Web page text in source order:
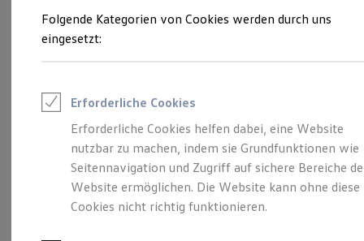
Gewerbliche Personenbeförderung
Service & mobile Werkstätten
Kühlfahrzeuge
ONE Business ID Vorteile
Fahrzeugsuche & Marktplatz
Fahrzeugsuche
Fahrzeuge online kaufen
Digitaler Marktplatz
Kauf & Finanzierung
Online-Fahrzeugbewertung
Aktionen & Angebote
Am Sachsenring 1, 09337 Bernsdorf
Folgende Kategorien von Cookies werden durch uns
eingesetzt:
Erforderliche Cookies
Erforderliche Cookies helfen dabei, eine Website
nutzbar zu machen, indem sie Grundfunktionen wie
Seitennavigation und Zugriff auf sichere Bereiche
Website ermöglichen. Die Website kann ohne diese
Cookies nicht richtig funktionieren.